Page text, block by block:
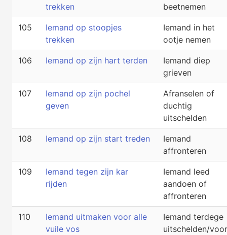
trekken
beetnemen
105
Iemand op stoopjes
trekken
Iemand in het
ootje nemen
106 Iemand op zijn hart terden
Iemand diep
grieven
107
Iemand op zijn pochel
geven
Afranselen of
duchtig
uitschelden
108 Iemand op zijn start treden
Iemand
affronteren
109
Iemand tegen zijn kar
rijden
Iemand leed
aandoen of
affronteren
110
Iemand uitmaken voor alle
vuile vos
Iemand terdege
uitschelden/voor